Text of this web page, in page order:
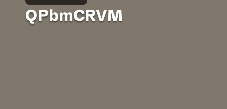
QPbmCRVM